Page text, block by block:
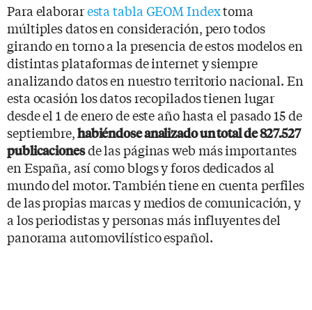
Para elaboraresta tabla GEOM Indextoma
múltiples datos en consideración, pero todos
girando en torno a la presencia de estos modelos en
distintas plataformas de internet y siempre
analizando datos en nuestro territorio nacional. En
esta ocasión los datos recopilados tienen lugar
desde el 1 de enero de este año hasta el pasado 15 de
septiembre,habiéndose analizado un total de 827.527
publicacionesde las páginas web más importantes
en España, así como blogs y foros dedicados al
mundo del motor. También tiene en cuenta perfiles
de las propias marcas y medios de comunicación, y
a los periodistas y personas más influyentes del
panorama automovilístico español.